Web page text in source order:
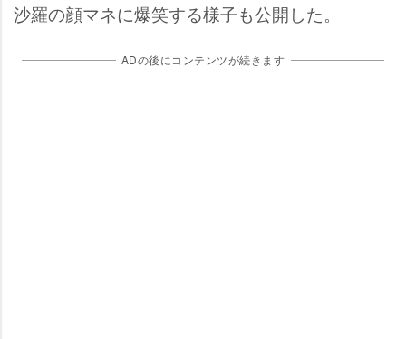
沙羅の顔マネに爆笑する様子も公開した。
ADの後にコンテンツが続きます